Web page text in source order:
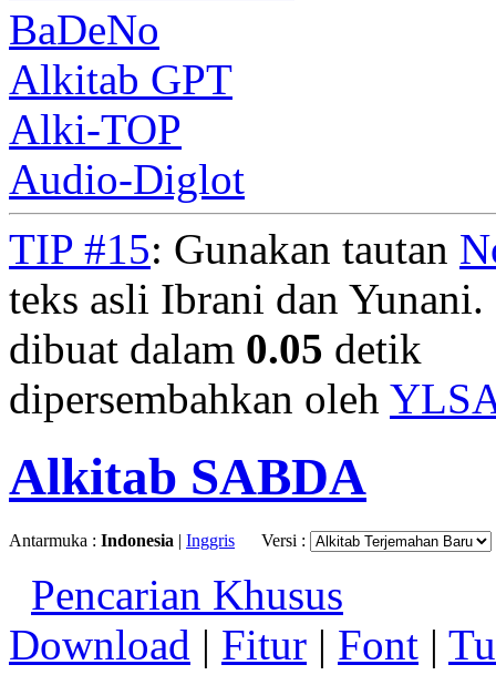
BaDeNo
Alkitab GPT
Alki-TOP
Audio-Diglot
TIP #15: Gunakan tautan
teks asli Ibrani dan
dibuat dalam 0.05 detik
dipersembahkan oleh
Alkitab SABDA
Antarmuka : Indonesia | Inggris Versi :
Pencarian Khusus
Download | Fitur | Font |